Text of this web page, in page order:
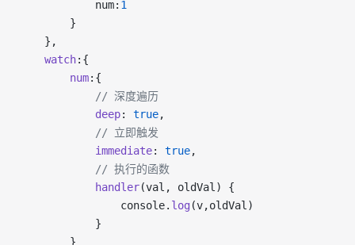
            num:
1
        }
    },
watch:{
num:{
// 深度遍历
deep: true,
// 立即触发
immediate: true,
// 执行的函数
handler(val, oldVal) {
                console.
log (v,oldVal)
            }
        }